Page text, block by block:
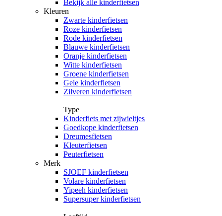
Bekijk alle kinderfietsen
Kleuren
Zwarte kinderfietsen
Roze kinderfietsen
Rode kinderfietsen
Blauwe kinderfietsen
Oranje kinderfietsen
Witte kinderfietsen
Groene kinderfietsen
Gele kinderfietsen
Zilveren kinderfietsen
Type
Kinderfiets met zijwieltjes
Goedkope kinderfietsen
Dreumesfietsen
Kleuterfietsen
Peuterfietsen
Merk
SJOEF kinderfietsen
Volare kinderfietsen
Yipeeh kinderfietsen
Supersuper kinderfietsen